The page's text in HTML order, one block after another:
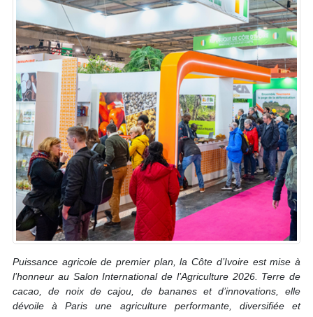
Puissance agricole de premier plan, la Côte d’Ivoire est mise à
l’honneur au Salon International de l’Agriculture 2026. Terre de
cacao, de noix de cajou, de bananes et d’innovations, elle
dévoile à Paris une agriculture performante, diversifiée et